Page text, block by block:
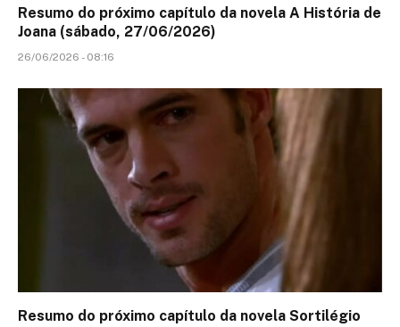
Resumo do próximo capítulo da novela A História de
Joana (sábado, 27/06/2026)
26/06/2026 - 08:16
Resumo do próximo capítulo da novela Sortilégio